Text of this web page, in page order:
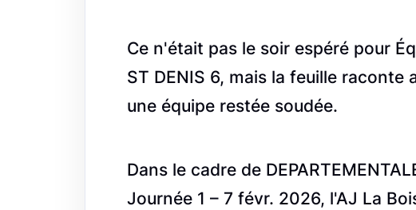
Ce n'était pas le soir espéré pour
ST DENIS 6, mais la feuille
une équipe restée soudée.
Dans le cadre de
Journée 1 – 7 févr. 2026, l'AJ La